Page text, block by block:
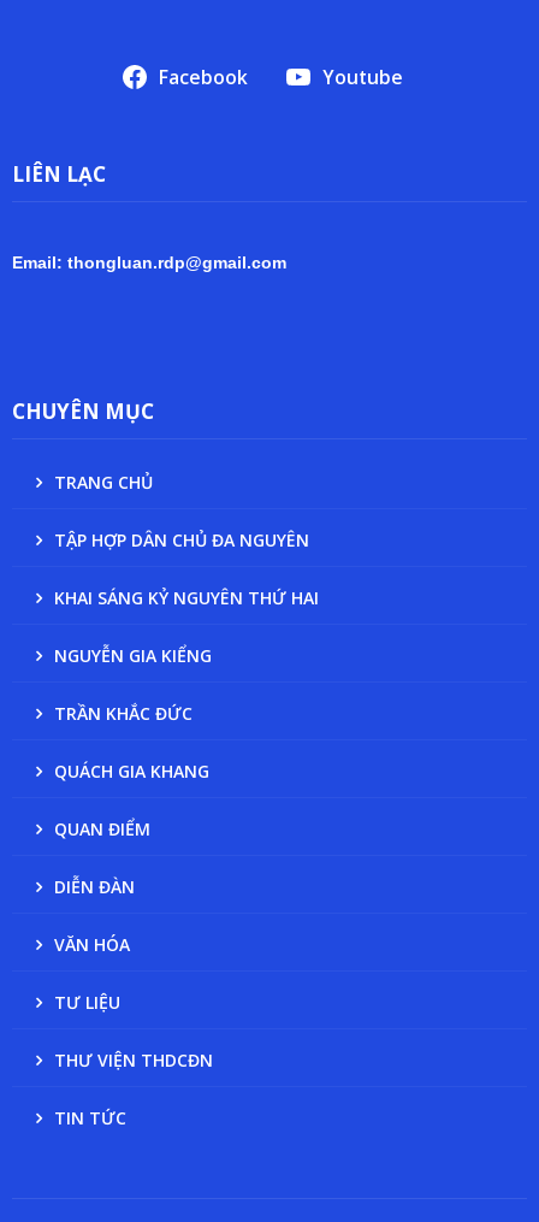
Facebook Youtube
LIÊN LẠC
Email: thongluan.rdp@gmail.com
CHUYÊN MỤC
TRANG CHỦ
TẬP HỢP DÂN CHỦ ĐA NGUYÊN
KHAI SÁNG KỶ NGUYÊN THỨ HAI
NGUYỄN GIA KIỂNG
TRẦN KHẮC ĐỨC
QUÁCH GIA KHANG
QUAN ĐIỂM
DIỄN ĐÀN
VĂN HÓA
TƯ LIỆU
THƯ VIỆN THDCĐN
TIN TỨC